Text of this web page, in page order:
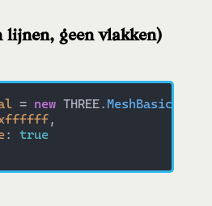
lijnen, geen vlakken)
= new THREE.
,
: true